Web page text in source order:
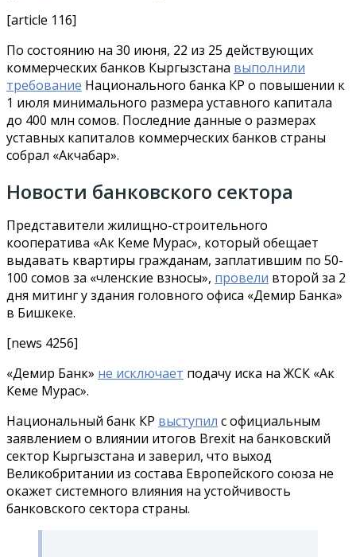
[article 116]
По состоянию на 30 июня, 22 из 25 действующих
коммерческих банков Кыргызстана выполнили
требование Национального банка КР о повышении к
1 июля минимального размера уставного капитала
до 400 млн сомов. Последние данные о размерах
уставных капиталов коммерческих банков страны
собрал «Акчабар».
Новости банковского сектора
Представители жилищно-строительного
кооператива «Ак Кеме Мурас», который обещает
выдавать квартиры гражданам, заплатившим по 50-
100 сомов за «членские взносы», провели второй за 2
дня митинг у здания головного офиса «Демир Банка»
в Бишкеке.
[news 4256]
«Демир Банк» не исключает подачу иска на ЖСК «Ак
Кеме Мурас».
Национальный банк КР выступил с официальным
заявлением о влиянии итогов Brexit на банковский
сектор Кыргызстана и заверил, что выход
Великобритании из состава Европейского союза не
окажет системного влияния на устойчивость
банковского сектора страны.